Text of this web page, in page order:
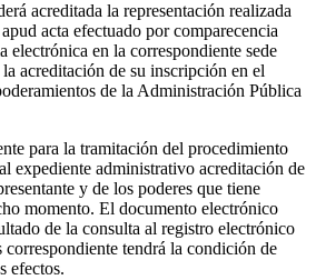
acreditada la representación realizada
acta efectuado por comparecencia
electrónica en la correspondiente sede
acreditación de su inscripción en el
de la Administración Pública
para la tramitación del procedimiento
expediente administrativo acreditación de
y de los poderes que tiene
momento. El documento electrónico
de la consulta al registro electrónico
correspondiente tendrá la condición de
efectos.